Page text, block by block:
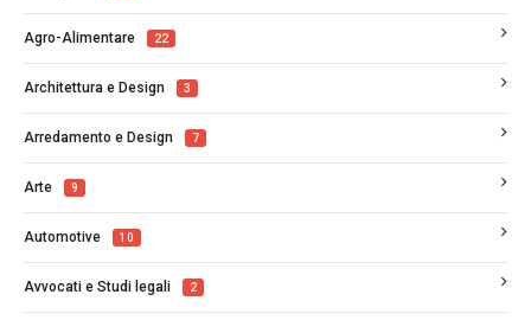
Agro-Alimentare 22
Architettura e Design 3
Arredamento e Design 7
Arte 9
Automotive 10
Avvocati e Studi legali 2